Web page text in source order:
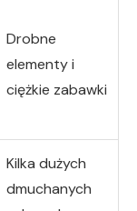
Drobne
elementy i
ciężkie zabawki
Kilka dużych
dmuchanych